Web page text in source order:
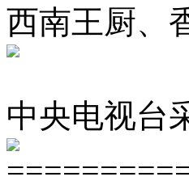
西南王厨、
中央电视台